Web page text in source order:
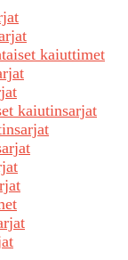
kaiuttimet
kaiutinsarjat